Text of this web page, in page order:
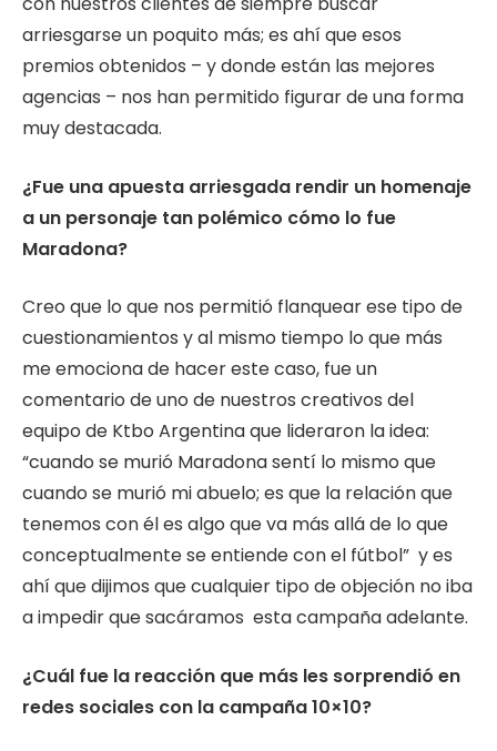
arriesgarse un poquito más; es ahí que esos
premios obtenidos – y donde están las mejores
agencias – nos han permitido figurar de una forma
muy destacada.
¿Fue una apuesta arriesgada rendir un homenaje
a un personaje tan polémico cómo lo fue
Maradona?
Creo que lo que nos permitió flanquear ese tipo de
cuestionamientos y al mismo tiempo lo que más
me emociona de hacer este caso, fue un
comentario de uno de nuestros creativos del
equipo de Ktbo Argentina que lideraron la idea:
“cuando se murió Maradona sentí lo mismo que
cuando se murió mi abuelo; es que la relación que
tenemos con él es algo que va más allá de lo que
conceptualmente se entiende con el fútbol” y es
ahí que dijimos que cualquier tipo de objeción no iba
a impedir que sacáramos esta campaña adelante.
¿Cuál fue la reacción que más les sorprendió en
redes sociales con la campaña10×10?